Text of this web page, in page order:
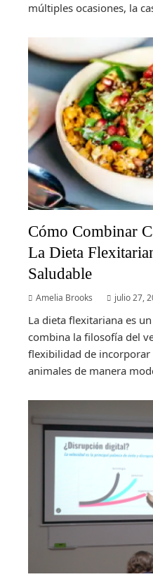
múltiples ocasiones, la
Cómo Combinar
La Dieta
Saludable
Amelia Brooks julio 27,
La dieta flexitariana es
combina la filosofía del
flexibilidad de
animales de manera